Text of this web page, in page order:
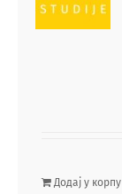
Додај у корпу